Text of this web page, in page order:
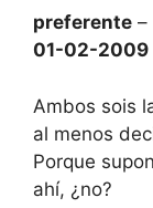
preferente –
01-02-2009
Ambos sois
al menos
Porque
ahí, ¿no?